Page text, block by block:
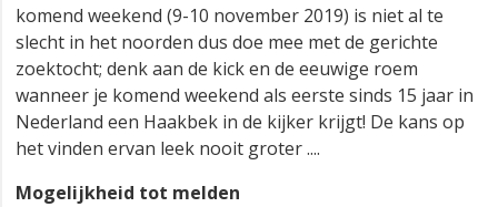
komend weekend (9-10 november 2019) is niet al te
slecht in het noorden dus doe mee met de gerichte
zoektocht; denk aan de kick en de eeuwige roem
wanneer je komend weekend als eerste sinds 15 jaar in
Nederland een Haakbek in de kijker krijgt! De kans op
het vinden ervan leek nooit groter ....
Mogelijkheid tot melden